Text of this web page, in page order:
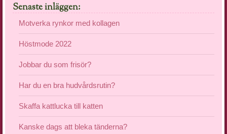
Senaste inläggen:
Motverka rynkor med kollagen
Höstmode 2022
Jobbar du som frisör?
Har du en bra hudvårdsrutin?
Skaffa kattlucka till katten
Kanske dags att bleka tänderna?